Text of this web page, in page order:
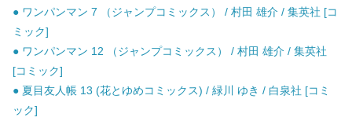
● ワンパンマン 7 （ジャンプコミックス） / 村田 雄介 / 集英社 [コ
ミック]
● ワンパンマン 12 （ジャンプコミックス） / 村田 雄介 / 集英社
[コミック]
● 夏目友人帳 13 (花とゆめコミックス) / 緑川 ゆき / 白泉社 [コミ
ック]